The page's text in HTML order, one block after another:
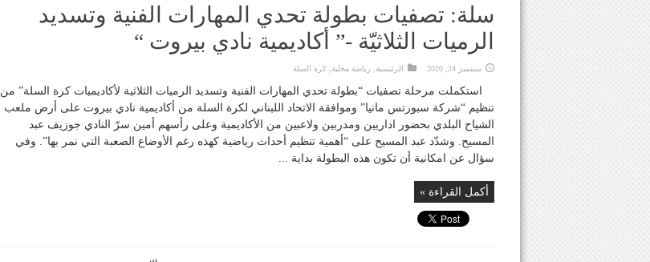
سلة: تصفيات بطولة تحدي المهارات الفنية وتسديد
الرميات الثلاثيّة -” أكاديمية نادي بيروت “
سبتمبر 24, 2020 الرئيسية رياضة محلية ,كرة السلة
استكملت مرحلة تصفيات “بطولة تحدي المهارات الفنية وتسديد الرميات الثلاثية لأكاديميات كرة السلة” من
تنظيم “شركة سبورتس مانيا” وموافقة الاتحاد اللبناني لكرة السلة من أكاديمية نادي بيروت على أرض ملعب
الشياح البلدي بحضور اداريين ومدربين ولاعبين من الأكاديمية وعلى رأسهم أمين سرّ النادي جوزيف عبد
المسيح. وشدّد عبد المسيح على “أهمية تنظيم أحداث رياضية كهذه رغم الأوضاع الصعبة التي نمر بها”. وفي
سؤال عن امكانية أن تكون هذه البطولة بداية ...
أكمل القراءة »